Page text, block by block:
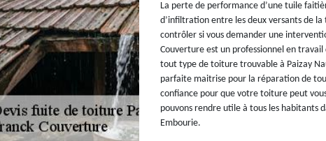
La perte de performance d’une tuile
d’infiltration entre les deux versants de
contrôler si vous demander une
Couverture est un professionnel en
tout type de toiture trouvable à Paizay
parfaite maitrise pour la réparation de
confiance pour que votre toiture peut
pouvons rendre utile à tous les habitants
Embourie.